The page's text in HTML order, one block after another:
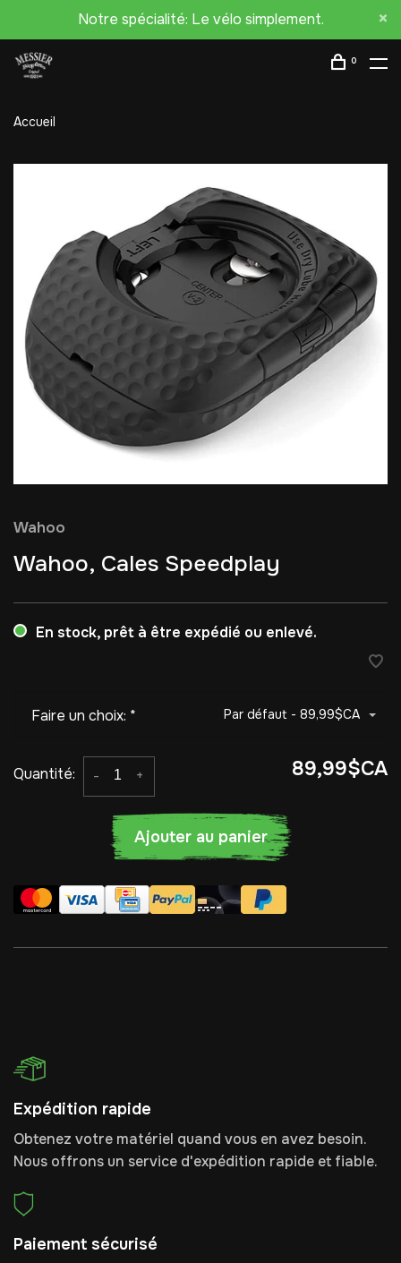
Notre spécialité: Le vélo simplement.
0
Accueil
Wahoo
Wahoo, Cales Speedplay
En stock, prêt à être expédié ou enlevé.
Faire un choix: * Par défaut - 89,99$CA
Quantité: +
- 89,99$CA
Ajouter au panier
Expédition rapide
Obtenez votre matériel quand vous en avez besoin.
Nous offrons un service d'expédition rapide et fiable.
Paiement sécurisé